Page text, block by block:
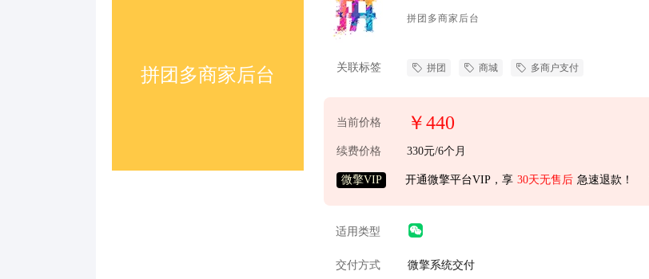
拼团多商家后台
关联标签 拼团 商城 多商户支付
当前价格 ￥440
续费价格 330元/6个月
微擎VIP 开通微擎平台VIP，享 30天无售后 急速退款！
适用类型
交付方式 微擎系统交付